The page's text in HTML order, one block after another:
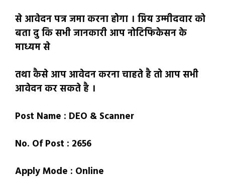
से आवेदन पत्र जमा करना होगा । प्रिय उम्मीदवार को
बता दु कि सभी जानकारी आप नोटिफिकेसन के
माध्यम से
तथा कैसे आप आवेदन करना चाहते है तो आप सभी
आवेदन कर सकते है ।
Post Name : DEO & Scanner
No. Of Post : 2656
Apply Mode : Online